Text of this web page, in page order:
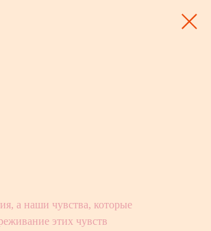
а наши чувства, которые
этих чувств